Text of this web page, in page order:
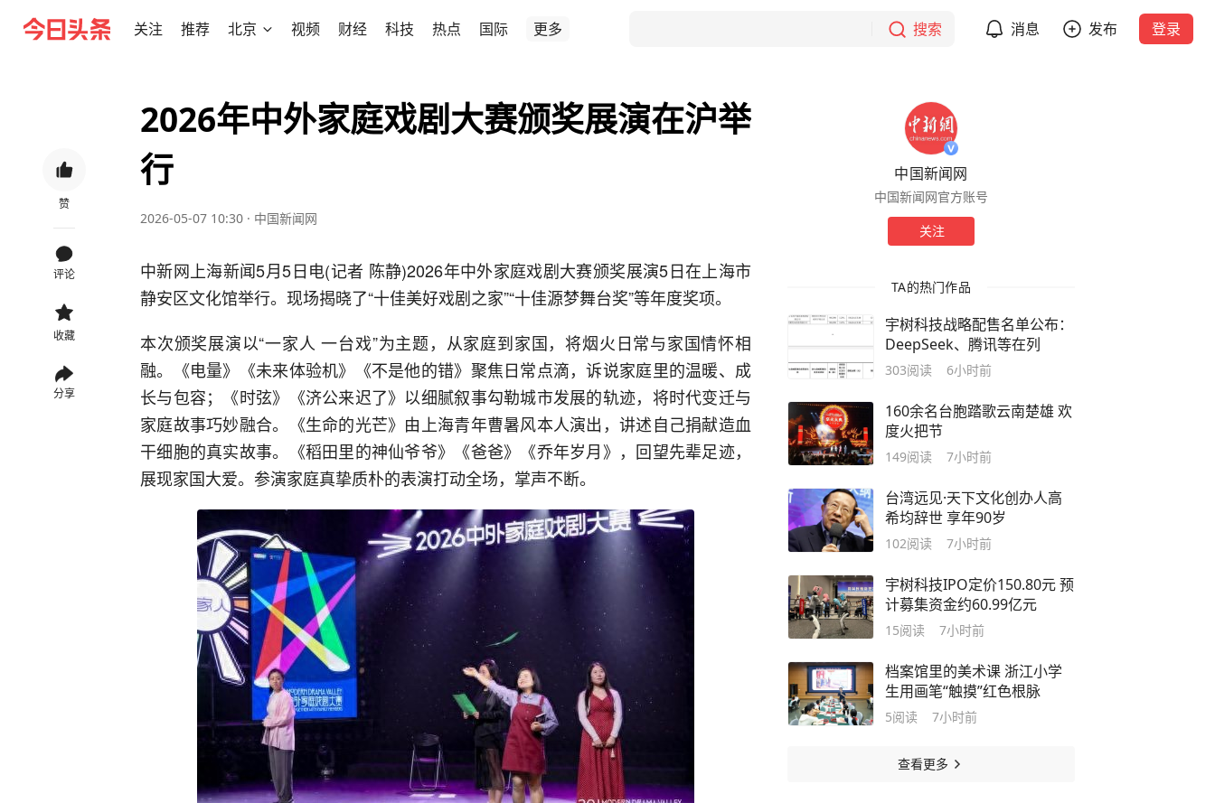
关注 推荐 北京 视频 财经 科技 热点 国际 更多 搜索 消息 发布 登录
赞
评论
收藏
分享
2026年中外家庭戏剧大赛颁奖展演在沪举
行
2026-05-07 10:30 · 中国新闻网
中新网上海新闻5月5日电(记者 陈静)2026年中外家庭戏剧大赛颁奖展演5日在上海市
静安区文化馆举行。现场揭晓了“十佳美好戏剧之家”“十佳源梦舞台奖”等年度奖项。
本次颁奖展演以“一家人 一台戏”为主题，从家庭到家国，将烟火日常与家国情怀相
融。《电量》《未来体验机》《不是他的错》聚焦日常点滴，诉说家庭里的温暖、成
长与包容；《时弦》《济公来迟了》以细腻叙事勾勒城市发展的轨迹，将时代变迁与
家庭故事巧妙融合。《生命的光芒》由上海青年曹暑风本人演出，讲述自己捐献造血
干细胞的真实故事。《稻田里的神仙爷爷》《爸爸》《乔年岁月》，回望先辈足迹，
展现家国大爱。参演家庭真挚质朴的表演打动全场，掌声不断。
中国新闻网
中国新闻网官方账号
关注
TA的热门作品
宇树科技战略配售名单公布：
DeepSeek、腾讯等在列
303阅读 6小时前
160余名台胞踏歌云南楚雄 欢
度火把节
149阅读 7小时前
台湾远见·天下文化创办人高
希均辞世 享年90岁
102阅读 7小时前
宇树科技IPO定价150.80元 预
计募集资金约60.99亿元
15阅读 7小时前
档案馆里的美术课 浙江小学
生用画笔“触摸”红色根脉
5阅读 7小时前
查看更多